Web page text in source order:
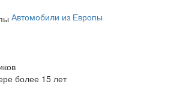
Автомобили из Европы
более 15 лет